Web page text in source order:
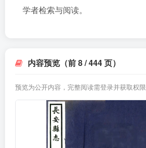
学者检索与阅读。
内容预览（前 8 / 444 页）
预览为公开内容，完整阅读需登录并获取权限